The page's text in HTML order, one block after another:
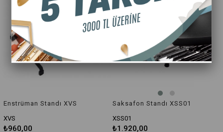
Enstrüman Standı XVS
XVS
₺960,00
Saksafon Standı XSS01
XSS01
₺1.920,00